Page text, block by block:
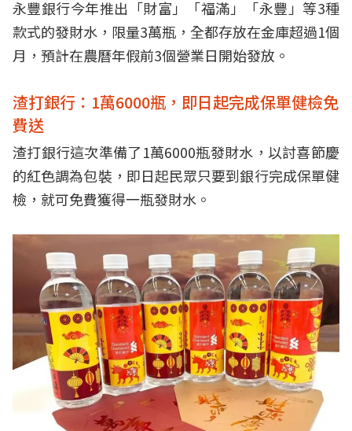
永豐銀行今年推出「財富」「福滿」「永豐」等3種
款式的發財水，限量3萬瓶，全都存放在金庫超過1個
月，預計在農曆年假前3個營業日開始發放。
渣打銀行：1萬6000瓶，即日起完成保單健檢免
費送
渣打銀行這次準備了1萬6000瓶發財水，以討喜節慶
的紅色調為包裝，即日起民眾只要到銀行完成保單健
檢，就可免費獲得一瓶發財水。